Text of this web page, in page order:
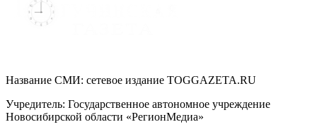
Название СМИ: cетевое издание TOGGAZETA.RU
Учредитель: Государственное автономное учреждение
Новосибирской области «РегионМедиа»